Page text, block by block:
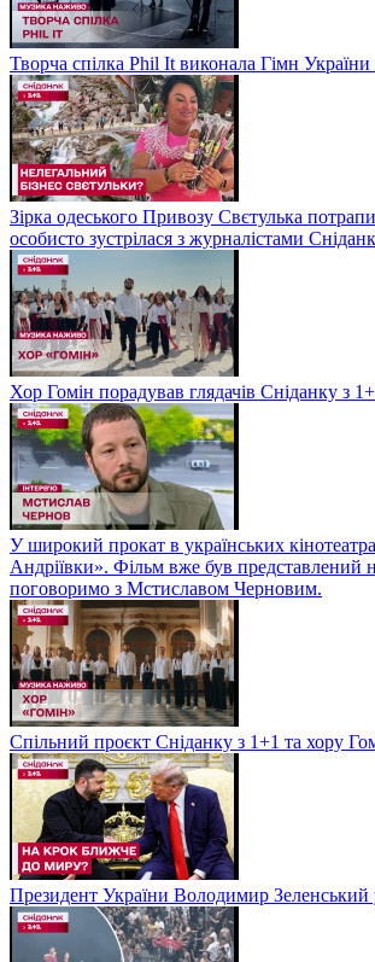
Творча спілка Phil It виконала Гімн
Зірка одеського Привозу Свєтулька
особисто зустрілася з журналістами
Хор Гомін порадував глядачів Сніданку з
У широкий прокат в українських
Андріївки». Фільм вже був представлений
поговоримо з Мстиславом Черновим.
Спільний проєкт Сніданку з 1+1 та хору
Президент України Володимир